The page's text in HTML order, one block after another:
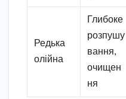
Редька
олійна
Глибоке
розпушу
вання,
очищен
ня